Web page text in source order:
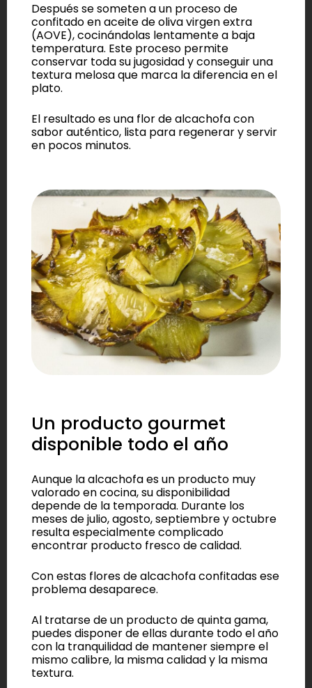
Después se someten a un proceso de
confitado en aceite de oliva virgen extra
(AOVE), cocinándolas lentamente a baja
temperatura. Este proceso permite
conservar toda su jugosidad y conseguir una
textura melosa que marca la diferencia en el
plato.
El resultado es una flor de alcachofa con
sabor auténtico, lista para regenerar y servir
en pocos minutos.
Un producto gourmet
disponible todo el año
Aunque la alcachofa es un producto muy
valorado en cocina, su disponibilidad
depende de la temporada. Durante los
meses de julio, agosto, septiembre y octubre
resulta especialmente complicado
encontrar producto fresco de calidad.
Con estas flores de alcachofa confitadas ese
problema desaparece.
Al tratarse de un producto de quinta gama,
puedes disponer de ellas durante todo el año
con la tranquilidad de mantener siempre el
mismo calibre, la misma calidad y la misma
textura.